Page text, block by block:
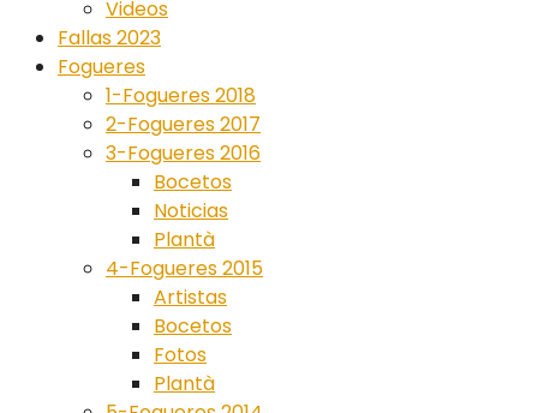
Videos
Fallas 2023
Fogueres
1-Fogueres 2018
2-Fogueres 2017
3-Fogueres 2016
Bocetos
Noticias
Plantà
4-Fogueres 2015
Artistas
Bocetos
Fotos
Plantà